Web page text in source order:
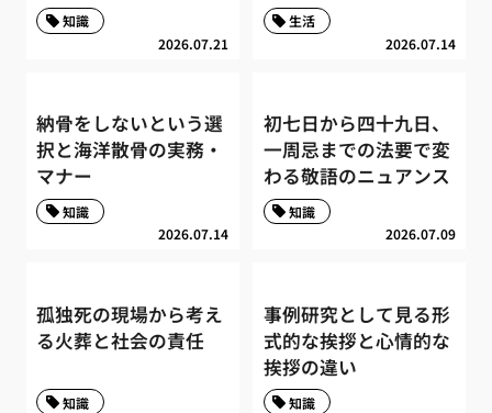
2026.07.21
知識
2026.07.14
生活
納骨をしないという選
択と海洋散骨の実務・
マナー
2026.07.14
知識
初七日から四十九日、
一周忌までの法要で変
わる敬語のニュアンス
2026.07.09
知識
孤独死の現場から考え
る火葬と社会の責任
知識
事例研究として見る形
式的な挨拶と心情的な
挨拶の違い
知識